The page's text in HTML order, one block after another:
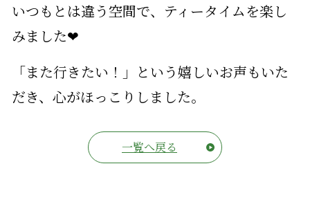
いつもとは違う空間で、ティータイムを楽し
みました❤
「また行きたい！」という嬉しいお声もいた
だき、心がほっこりしました。
一覧へ戻る